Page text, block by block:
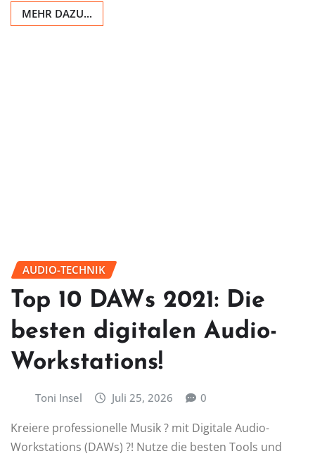
MEHR DAZU...
AUDIO-TECHNIK
Top 10 DAWs 2021: Die
besten digitalen Audio-
Workstations!
Toni Insel Juli 25, 2026 0
Kreiere professionelle Musik ? mit Digitale Audio-
Workstations (DAWs) ?! Nutze die besten Tools und